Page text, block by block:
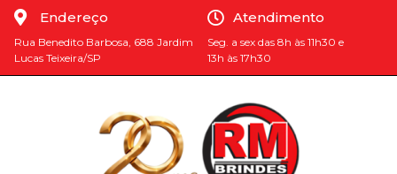
Endereço
Rua Benedito Barbosa, 688 Jardim
Lucas Teixeira/SP
Atendimento
Seg. a sex das 8h às 11h30 e
13h às 17h30